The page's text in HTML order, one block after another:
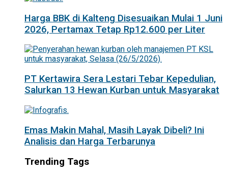
Harga BBK di Kalteng Disesuaikan Mulai 1 Juni
2026, Pertamax Tetap Rp12.600 per Liter
PT Kertawira Sera Lestari Tebar Kepedulian,
Salurkan 13 Hewan Kurban untuk Masyarakat
Emas Makin Mahal, Masih Layak Dibeli? Ini
Analisis dan Harga Terbarunya
Trending Tags